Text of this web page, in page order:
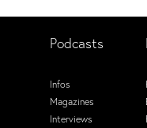
Podcasts
Infos
Magazines
Interviews